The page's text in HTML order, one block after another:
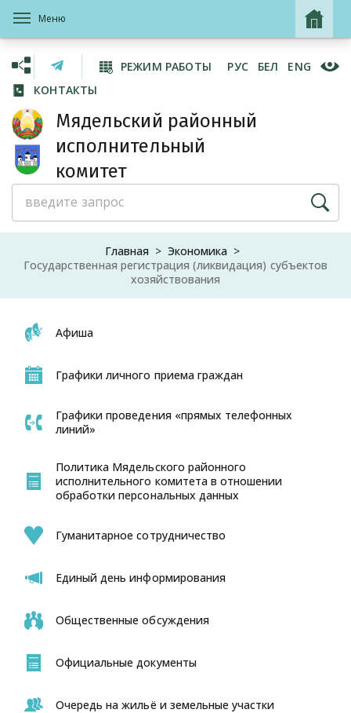
Меню
КОНТАКТЫ
РЕЖИМ РАБОТЫ РУС БЕЛ ENG
Мядельский районный
исполнительный
комитет
Главная
Экономика
Государственная регистрация (ликвидация) субъектов
хозяйствования
Афиша
Графики личного приема граждан
Графики проведения «прямых телефонных
линий»
Политика Мядельского районного
исполнительного комитета в отношении
обработки персональных данных
Гуманитарное сотрудничество
Единый день информирования
Общественные обсуждения
Официальные документы
Очередь на жильё и земельные участки